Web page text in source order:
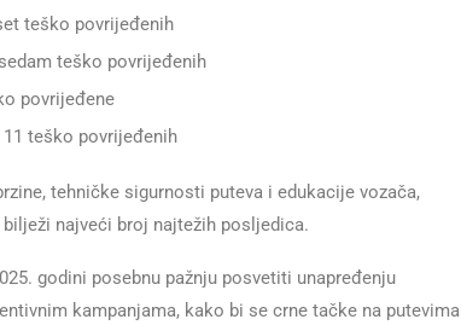
teško povrijeđenih
teško povrijeđenih
povrijeđene
teško povrijeđenih
tehničke sigurnosti puteva i edukacije vozača,
najveći broj najtežih posljedica.
godini posebnu pažnju posvetiti unapređenju
kampanjama, kako bi se crne tačke na putevima